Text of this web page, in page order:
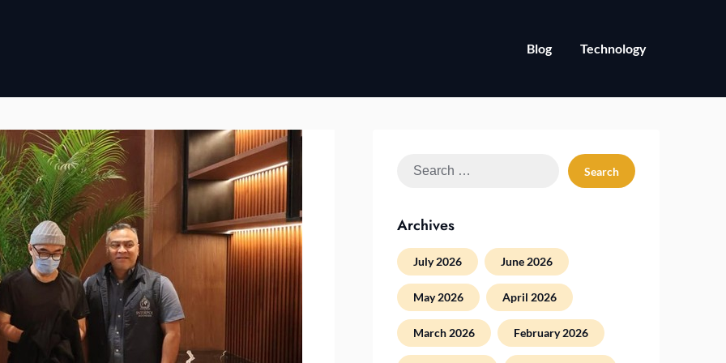
Blog Technology
Search
Archives
July 2026 June 2026
May 2026 April 2026
March 2026 February 2026